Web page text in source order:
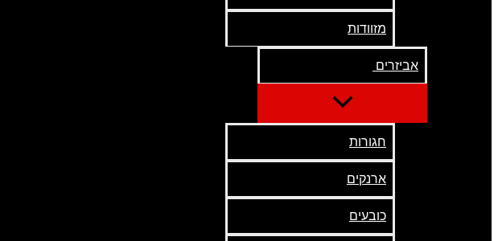
מזוודות
אביזרים
חגורות
ארנקים
כובעים